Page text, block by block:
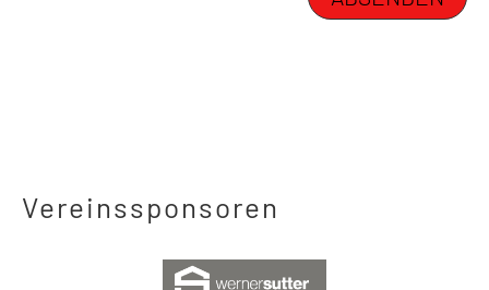
Vereinssponsoren